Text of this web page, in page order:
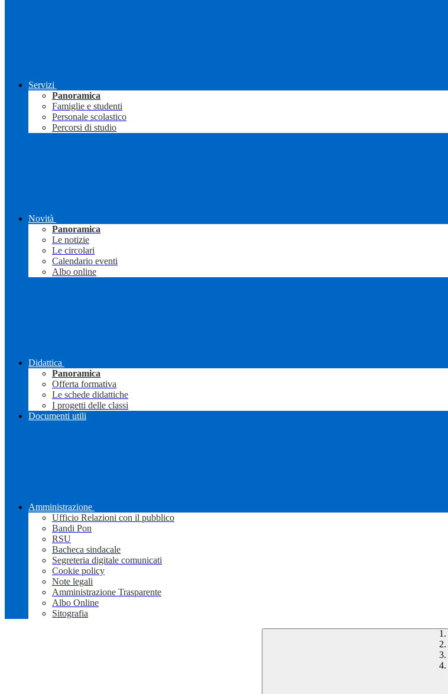
Servizi
Panoramica
Famiglie e studenti
Personale scolastico
Percorsi di studio
Novità
Panoramica
Le notizie
Le circolari
Calendario eventi
Albo online
Didattica
Panoramica
Offerta formativa
Le schede didattiche
I progetti delle classi
Documenti utili
Amministrazione
Ufficio Relazioni con il pubblico
Bandi Pon
RSU
Bacheca sindacale
Segreteria digitale comunicati
Cookie policy
Note legali
Amministrazione Trasparente
Albo Online
Sitografia